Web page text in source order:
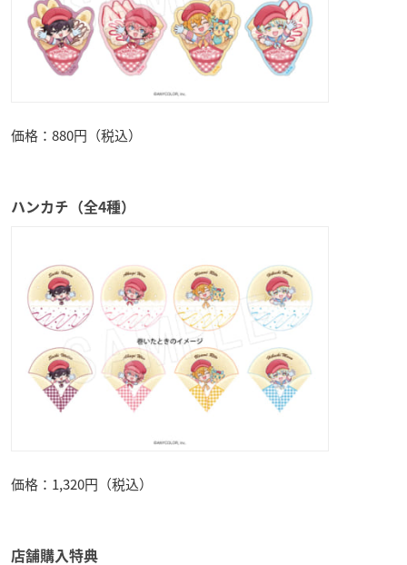
価格：880円（税込）
ハンカチ（全4種）
価格：1,320円（税込）
店舗購入特典